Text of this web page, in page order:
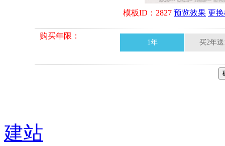
模板ID：2827 预览效果 更
购买年限：
1年 买2年
建站